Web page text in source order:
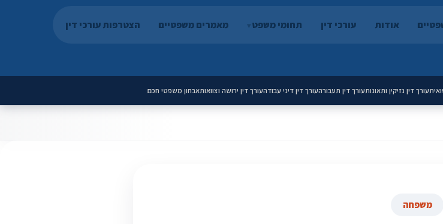
אודות עורכי דין תחומי משפט מאמרים משפטיים הצטרפות עורכי דין
עורך דין נזיקין ותאונותעורך דין תעבורהעורך דין דיני עבודהעורך דין ירושה וצוואותאבחון משפטי חכם
משפחה